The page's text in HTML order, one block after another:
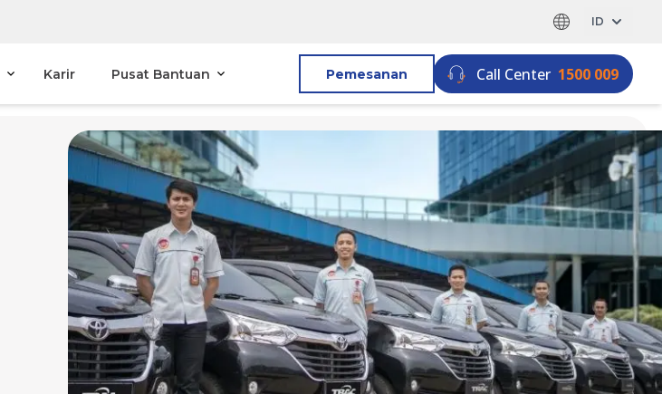
ID
Karir Pusat Bantuan Pemesanan Call Center 1500 009